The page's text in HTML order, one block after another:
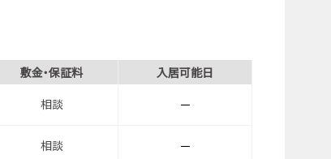
敷金・保証料
入居可能日
相談 －
相談 －